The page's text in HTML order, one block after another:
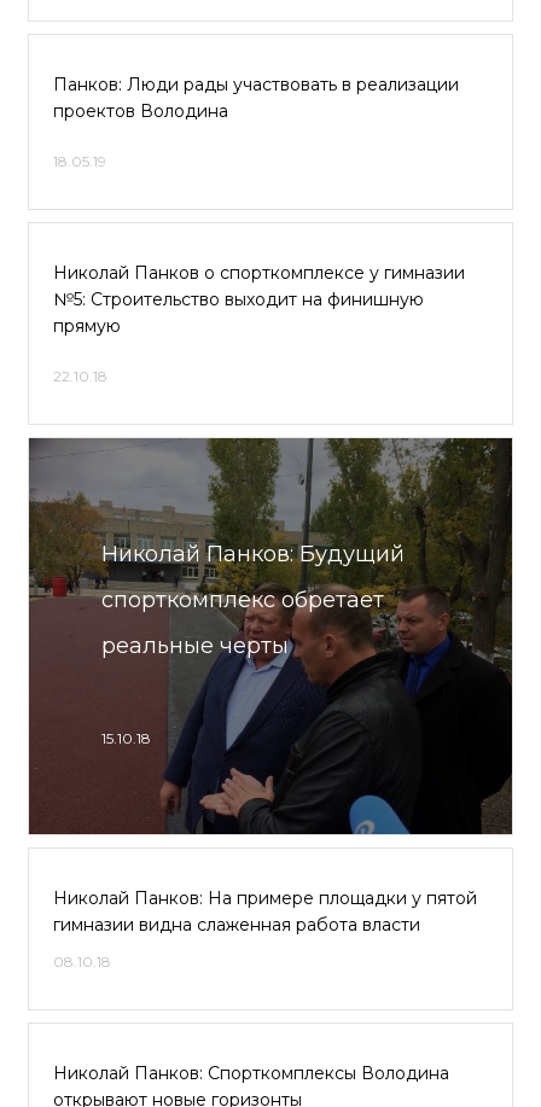
Панков: Люди рады участвовать в реализации
проектов Володина
18.05.19
Николай Панков о спорткомплексе у гимназии
№5: Строительство выходит на финишную
прямую
22.10.18
Николай Панков: Будущий
спорткомплекс обретает
реальные черты
15.10.18
Николай Панков: На примере площадки у пятой
гимназии видна слаженная работа власти
08.10.18
Николай Панков: Спорткомплексы Володина
открывают новые горизонты